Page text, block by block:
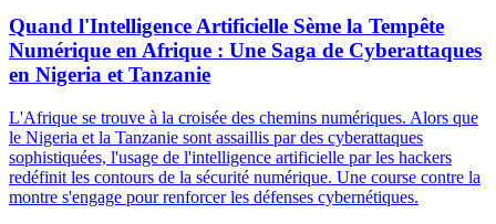
Quand l'Intelligence Artificielle Sème la Tempête
Numérique en Afrique : Une Saga de Cyberattaques
en Nigeria et Tanzanie
L'Afrique se trouve à la croisée des chemins numériques. Alors que
le Nigeria et la Tanzanie sont assaillis par des cyberattaques
sophistiquées, l'usage de l'intelligence artificielle par les hackers
redéfinit les contours de la sécurité numérique. Une course contre la
montre s'engage pour renforcer les défenses cybernétiques.